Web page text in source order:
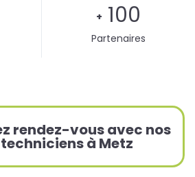
+ 100
Partenaires
rendez-vous avec nos
techniciens à Metz